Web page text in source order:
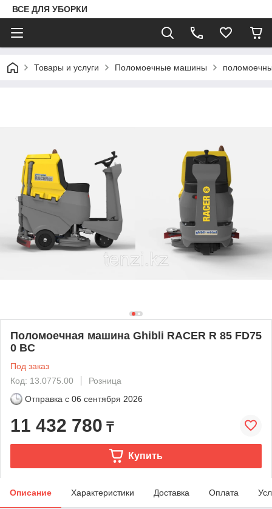
ВСЕ ДЛЯ УБОРКИ
Товары и услуги Поломоечные машины
Поломоечная машина Ghibli RACER R 85 FD75
0 BC
Под заказ
Код: 13.0775.00
Розница
Отправка с 06 сентября 2026
11 432 780 ₸
Купить
Описание Характеристики Доставка Оплата